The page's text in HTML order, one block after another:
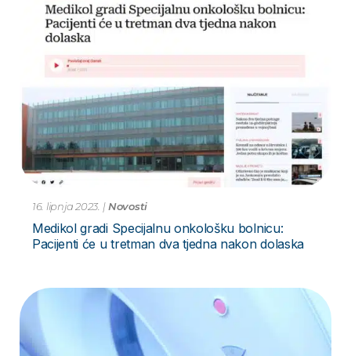
16. lipnja 2023. | Novosti
Medikol gradi Specijalnu onkološku bolnicu:
Pacijenti će u tretman dva tjedna nakon dolaska